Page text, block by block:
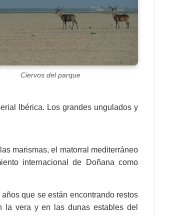
Ciervos del parque
Ibérica. Los grandes ungulados y
marismas, el matorral mediterráneo
internacional de Doñana como
que se están encontrando restos
la vera y en las dunas estables del